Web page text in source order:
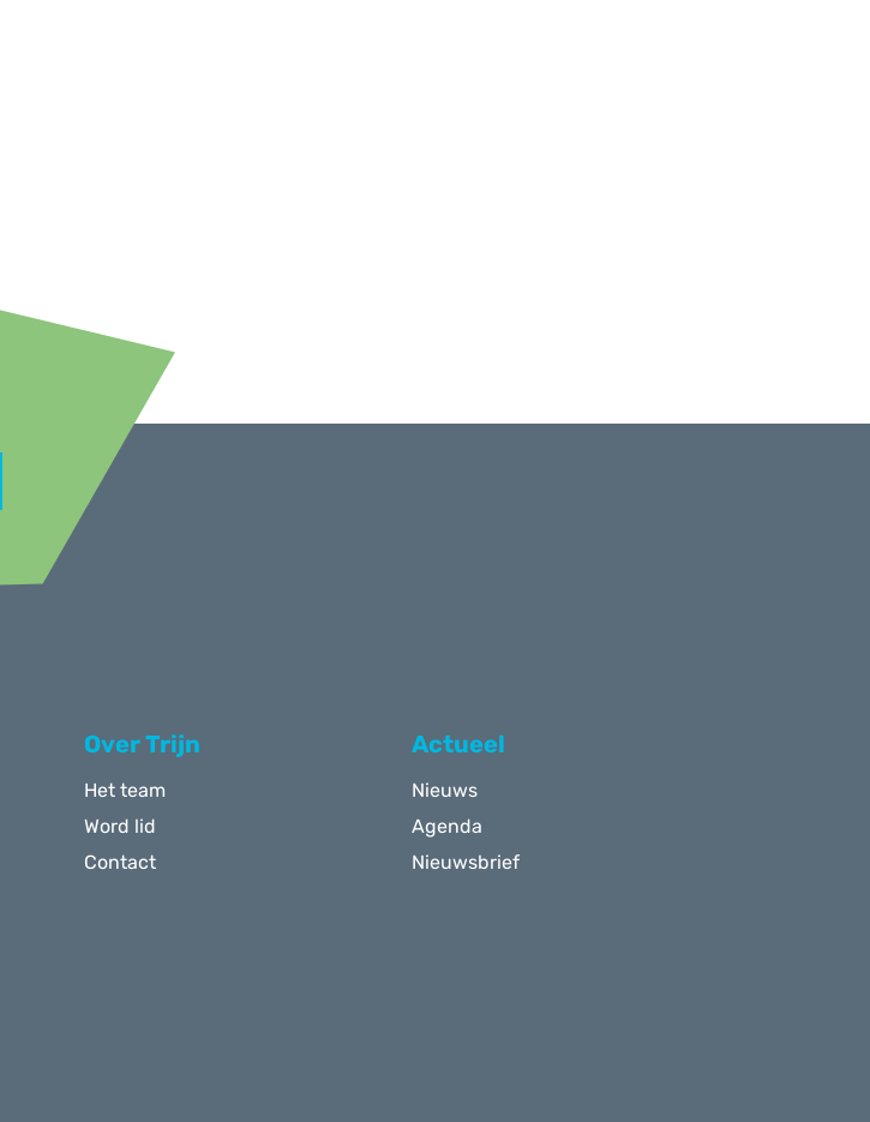
Over Trijn
Het team
Word lid
Contact
Actueel
Nieuws
Agenda
Nieuwsbrief